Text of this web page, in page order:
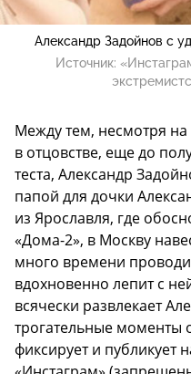
Александр Задойнов с
Источник:
Между тем, несмотря
в отцовстве, еще до
теста, Александр
папой для дочки
из Ярославля, где
«Дома-2», в Москву
много времени
вдохновенно лепит с
всячески развлекает
трогательные моменты
фиксирует и публикует